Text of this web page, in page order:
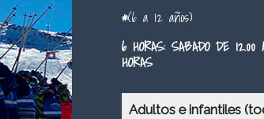
*(6 a 12 años)
6 HORAS: SABADO DE
HORAS
Adultos e infantiles